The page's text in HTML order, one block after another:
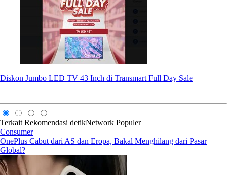
Diskon Jumbo LED TV 43 Inch di Transmart Full Day Sale
Terkait Rekomendasi detikNetwork Populer
Consumer
OnePlus Cabut dari AS dan Eropa, Bakal Menghilang dari Pasar
Global?